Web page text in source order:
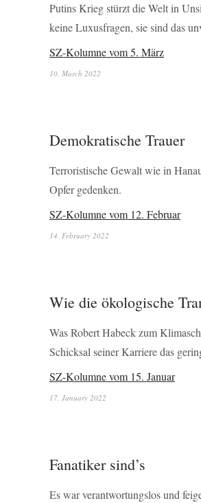
Putins Krieg stürzt die Welt in
keine Luxusfragen, sie sind das
SZ-Kolumne vom 5. März
10. March 2022
Demokratische Trauer
Terroristische Gewalt wie in
Opfer gedenken.
SZ-Kolumne vom 12. Februar
14. February 2022
Wie die ökologische
Was Robert Habeck zum
Schicksal seiner Karriere das
SZ-Kolumne vom 15. Januar
17. January 2022
Fanatiker sind’s
Es war verantwortungslos und